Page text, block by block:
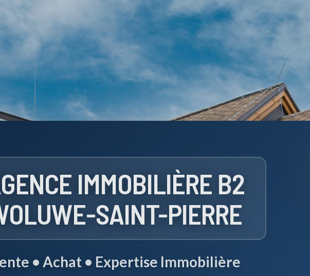
IMMOBILIÈRE B2
SAINT-PIERRE
• Achat • Expertise Immobilière